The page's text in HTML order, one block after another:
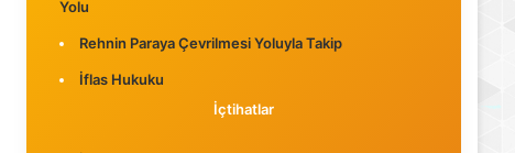
Yolu
Rehnin Paraya Çevrilmesi Yoluyla Takip
İflas Hukuku
İçtihatlar